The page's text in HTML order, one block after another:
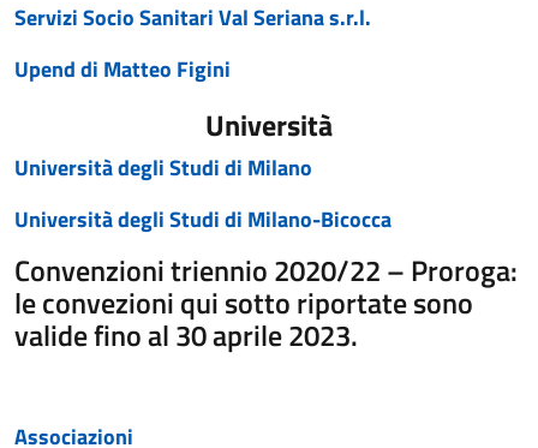
Servizi Socio Sanitari Val Seriana s.r.l.
Upend di Matteo Figini
Università
Università degli Studi di Milano
Università degli Studi di Milano-Bicocca
Convenzioni triennio 2020/22 – Proroga:
le convezioni qui sotto riportate sono
valide fino al 30 aprile 2023.
Associazioni